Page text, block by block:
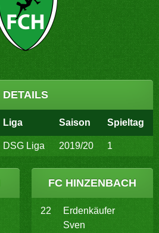
DETAILS
Liga Saison Spieltag
DSG Liga 2019/20 1
FC HINZENBACH
22
Erdenkäufer
Sven